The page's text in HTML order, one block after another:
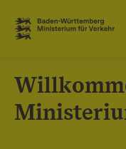
Zum Inhalt
Link zur Startseite